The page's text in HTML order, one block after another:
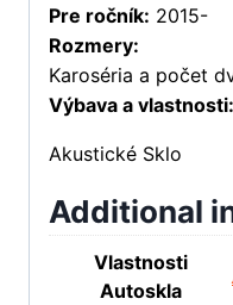
Pre ročník: 2015-
Rozmery:
Karoséria a počet
Výbava a vlastnosti:
Akustické Sklo
Additional
Vlastnosti
Autoskla